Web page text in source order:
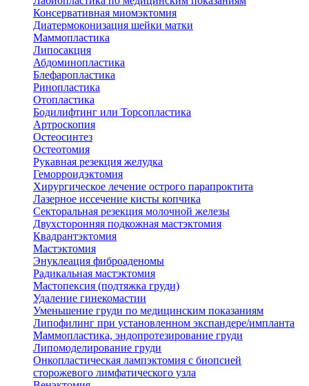
Консервативная миомэктомия
Диатермоконизация шейки матки
Маммопластика
Липосакция
Абдоминопластика
Блефаропластика
Ринопластика
Отопластика
Бодилифтинг или Торсопластика
Артроскопия
Остеосинтез
Остеотомия
Рукавная резекция желудка
Геморроидэктомия
Хирургическое лечение острого парапроктита
Лазерное иссечение кисты копчика
Секторальная резекция молочной железы
Двухсторонняя подкожная мастэктомия
Квадрантэктомия
Мастэктомия
Энуклеация фиброаденомы
Радикальная мастэктомия
Мастопексия (подтяжка груди)
Удаление гинекомастии
Уменьшение груди по медицинским показаниям
Липофилинг при установленном экспандере/импланта
Маммопластика, эндопротезирование груди
Липомоделирование груди
Онкопластическая лампэктомия с биопсией
сторожевого лимфатического узла